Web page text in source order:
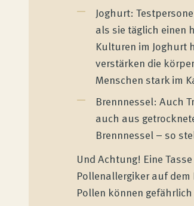
Qualität und Garantie
Kundenbewertungen
Produktberatung
Unternehmen
Joghurt:
als sie täglich einen
Kulturen im Joghurt
verstärken die
Menschen stark im
Brennnessel: Auch
auch aus
Brennnessel – so
Und Achtung! Eine
Pollenallergiker auf
Pollen können